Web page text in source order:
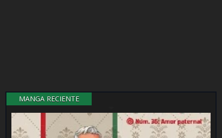
MANGA RECIENTE